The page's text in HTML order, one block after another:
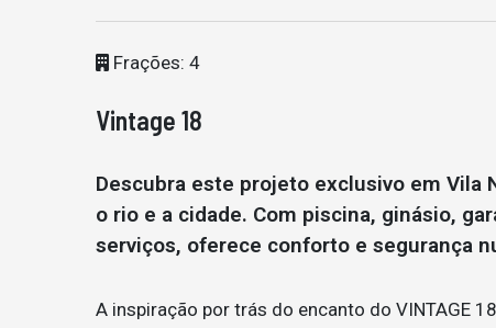
Frações: 4
Vintage 18
Descubra este projeto exclusivo em Vila
o rio e a cidade. Com piscina, ginásio,
serviços, oferece conforto e segurança
A inspiração por trás do encanto do VINTAGE